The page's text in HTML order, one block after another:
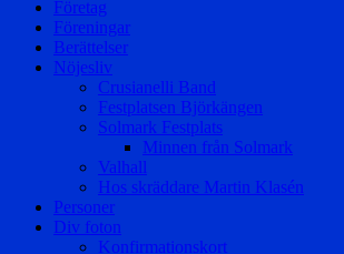
Företag
Föreningar
Berättelser
Nöjesliv
Crusianelli Band
Festplatsen Björkängen
Solmark Festplats
Minnen från Solmark
Valhall
Hos skräddare Martin Klasén
Personer
Div foton
Konfirmationskort